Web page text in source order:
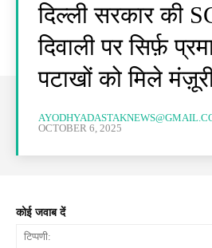
दिल्ली सरकार की
दिवाली पर सिर्फ़
पटाखों को मिले
OCTOBER 6, 2025
कोई जवाब दें